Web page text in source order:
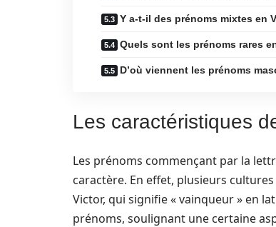
Y a-t-il des prénoms mixtes en
Quels sont les prénoms rares
D’où viennent les prénoms
Les caractéristiques
Les prénoms commençant par la
caractère. En effet, plusieurs
Victor, qui signifie « vainqueur » en
prénoms, soulignant une certaine